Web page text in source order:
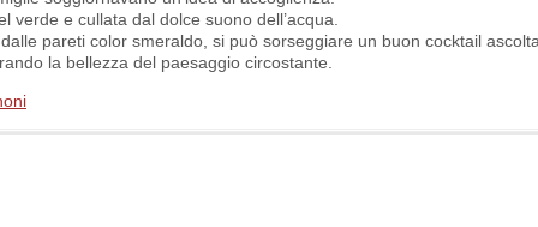
verde e cullata dal dolce suono dell’acqua.
pareti color smeraldo, si può sorseggiare un buon cocktail
la bellezza del paesaggio circostante.